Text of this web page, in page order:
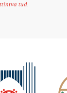
tud.